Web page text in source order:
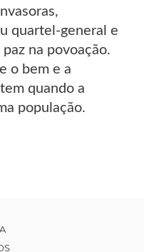
quartel-general e
na povoação.
o bem e a
quando a
população.